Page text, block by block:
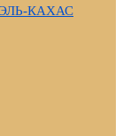
КАХАС